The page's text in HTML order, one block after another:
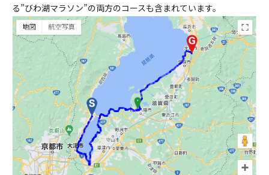
る”びわ湖マラソン”の両方のコースも含まれています。